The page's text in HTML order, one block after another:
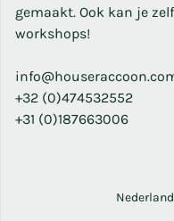
gemaakt. Ook kan je
workshops!
+32 (0)474532552
+31 (0)187663006